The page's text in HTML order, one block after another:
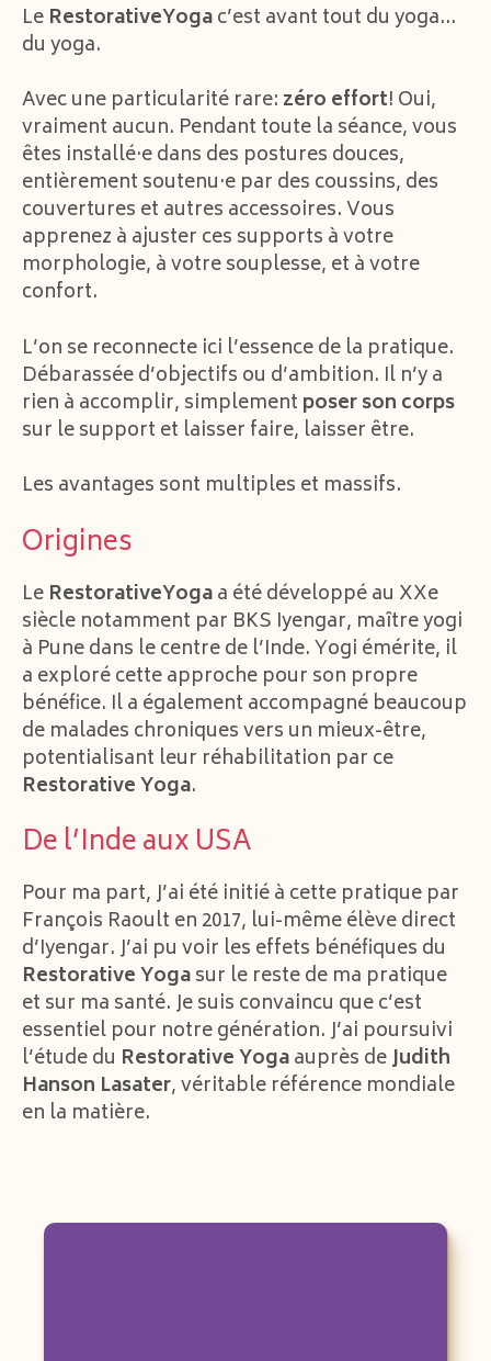
Le RestorativeYogac’est avant tout du yoga…
du yoga.
Avec une particularité rare: zéro effort! Oui,
vraiment aucun. Pendant toute la séance, vous
êtes installé·e dans des postures douces,
entièrement soutenu·e par des coussins, des
couvertures et autres accessoires. Vous
apprenez à ajuster ces supports à votre
morphologie, à votre souplesse, et à votre
confort.
L’on se reconnecte ici l’essence de la pratique.
Débarassée d’objectifs ou d’ambition. Il n’y a
rien à accomplir, simplement poser son corps
sur le support et laisser faire, laisser être.
Les avantages sont multiples et massifs.
Origines
Le RestorativeYogaa été développé au XXe
siècle notamment par BKS Iyengar, maître yogi
à Pune dans le centre de l’Inde. Yogi émérite, il
a exploré cette approche pour son propre
bénéfice. Il a également accompagné beaucoup
de malades chroniques vers un mieux-être,
potentialisant leur réhabilitation par ce
Restorative Yoga.
De l’Inde aux USA
Pour ma part, J’ai été initié à cette pratique par
François Raoult en 2017, lui-même élève direct
d’Iyengar. J’ai pu voir les effets bénéfiques du
Restorative Yogasur le reste de ma pratique
et sur ma santé. Je suis convaincu que c’est
essentiel pour notre génération. J’ai poursuivi
l’étude du Restorative Yogaauprès deJudith
Hanson Lasater, véritable référence mondiale
en la matière.